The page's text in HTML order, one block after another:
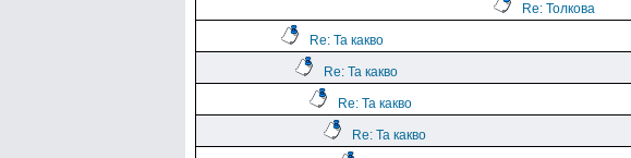
Re: Толкова
Re: Та какво
Re: Та какво
Re: Та какво
Re: Та какво